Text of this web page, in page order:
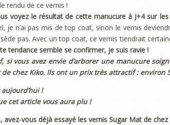
rendu de ce vernis !
voyez le résultat de cette manucure à J+4 sur
je n’ai pas mis de top coat, sinon le vernis
pas. Avec un top coat, ce vernis tiendrait
tendance semble se confirmer, je suis ravie !
si vous avez envie d’arborer une manucure
de chez Kiko. Ils ont un prix très attractif : environ
!
cet article vous aura plu !
avez-vous déjà essayé les vernis Sugar Mat de chez